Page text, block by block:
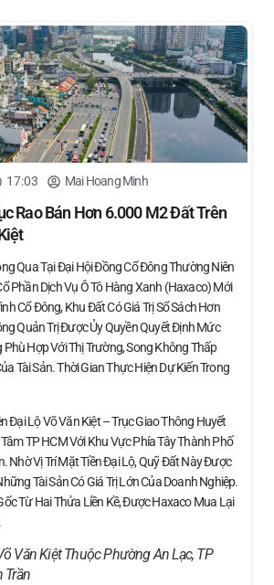
17:03 Mai Hoang Minh
Rao Bán Hơn 6.000 M2 Đất Trên
Qua Tại Đại Hội Đồng Cổ Đông Thường Niên
Phần Dịch Vụ Ô Tô Hàng Xanh (Haxaco) Mới
Cổ Đông, Khu Đất Có Giá Trị Sổ Sách Hơn
Quản Trị Được Ủy Quyền Quyết Định Mức
Hợp Với Thị Trường, Song Không Thấp
Tài Sản. Thời Gian Thực Hiện Dự Kiến Trong
Đại Lộ Võ Văn Kiệt – Trục Giao Thông Huyết
TP HCM Với Khu Vực Phía Tây Thành Phố
Nhờ Vị Trí Mặt Tiền Đại Lộ, Quỹ Đất Này Được
Tài Sản Có Giá Trị Lớn Của Doanh Nghiệp.
Từ Hai Thửa Liền Kề, Được Haxaco Mua Lại
Văn Kiệt Thuộc Phường An Lạc, TP
Trần